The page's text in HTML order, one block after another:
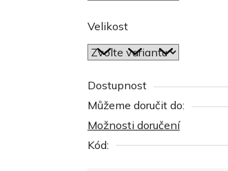
Velikost
Dostupnost
Můžeme doručit do:
Možnosti doručení
Kód: